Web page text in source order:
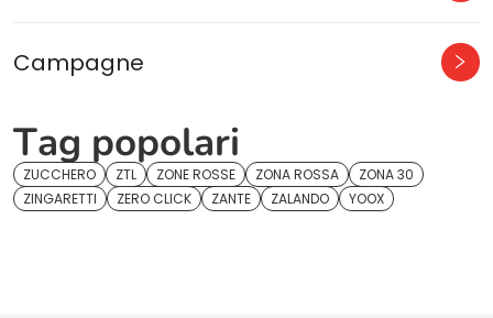
Campagne
Tag popolari
ZUCCHERO ZTL ZONE ROSSE ZONA ROSSA
ZONA 30
ZINGARETTI
ZERO CLICK ZANTE ZALANDO YOOX